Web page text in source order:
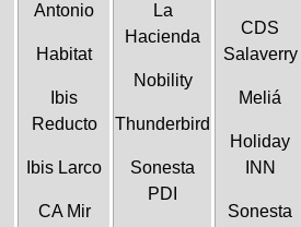
Antonio
Habitat
Ibis
Reducto
Ibis Larco
CA Mir
La
Hacienda
Nobility
Thunderbird
Sonesta
PDI
CDS
Salaverry
Meliá
Holiday
INN
Sonesta